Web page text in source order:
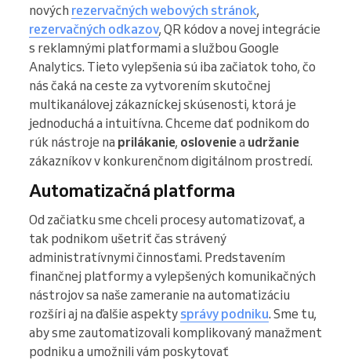
nových rezervačných webových stránok,
rezervačných odkazov, QR kódov a novej integrácie
s reklamnými platformami a službou Google
Analytics. Tieto vylepšenia sú iba začiatok toho, čo
nás čaká na ceste za vytvorením skutočnej
multikanálovej zákazníckej skúsenosti, ktorá je
jednoduchá a intuitívna. Chceme dať podnikom do
rúk nástroje na prilákanie, osloveniea udržanie
zákazníkov v konkurenčnom digitálnom prostredí.
Automatizačná platforma
Od začiatku sme chceli procesy automatizovať, a
tak podnikom ušetriť čas strávený
administratívnymi činnosťami. Predstavením
finančnej platformy a vylepšených komunikačných
nástrojov sa naše zameranie na automatizáciu
rozšíri aj na ďalšie aspekty správy podniku. Sme tu,
aby sme zautomatizovali komplikovaný manažment
podniku a umožnili vám poskytovať